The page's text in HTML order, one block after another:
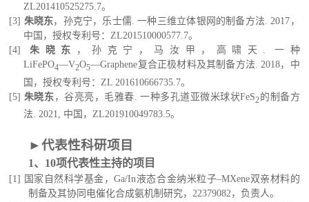
ZL201410525275.7。
[3] 朱晓东，孙克宁，乐士儒. 一种三维立体银网的制备方法. 2017，
中国，授权专利号：ZL201510000577.7。
[4] 朱晓东
，孙克宁，马汝甲，高啸天. 一种
LiFePO4―V2O5―Graphene复合正极材料及其制备方法. 2018，中
国，授权专利号：ZL 201610666735.7。
[5] 朱晓东 ，谷亮亮，毛雅春 . 一种多孔道亚微米球状FeS2的制备方
法. 2021, 中国，ZL201910049783.5。
►代表性科研项 目
1、 10项代表性主持的项目
[1] 国家自然科学基金 ，Ga/In液态合金纳米粒子–MXene双亲材料的
制备及其协同电催化合成氨机制研究，22379082， 负责人。